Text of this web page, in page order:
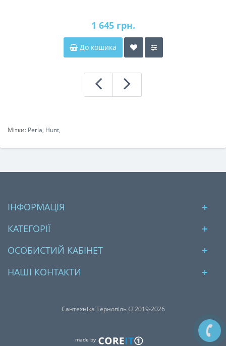
1 645 грн.
До кошика
Мітки: Perla, Hunt,
ІНФОРМАЦІЯ
КАТЕГОРІЇ
ОСОБИСТИЙ КАБІНЕТ
НАШІ КОНТАКТИ
Сантехніка Тернопіль © 2019-2026
made by